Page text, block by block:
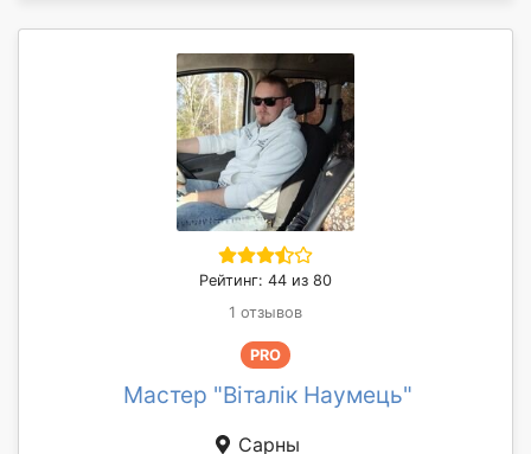
Рейтинг: 44 из 80
1 отзывов
PRO
Мастер "Віталік Наумець"
Сарны